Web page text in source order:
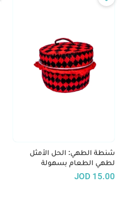
شنطة الطهي: الحل الأمثل
لطهي الطعام بسهولة
والاستمتاع بمذاق شهي
15.00
JOD